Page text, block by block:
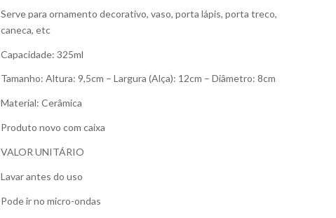
Serve para ornamento decorativo, vaso, porta lápis, porta treco,
caneca, etc
Capacidade: 325ml
Tamanho: Altura: 9,5cm – Largura (Alça): 12cm – Diâmetro: 8cm
Material: Cerâmica
Produto novo com caixa
VALOR UNITÁRIO
Lavar antes do uso
Pode ir no micro-ondas